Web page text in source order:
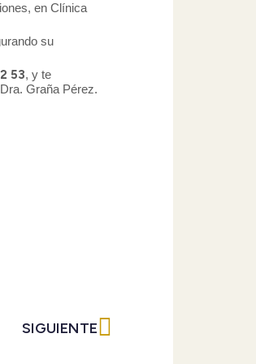
en Clínica
su
53, y te
Graña Pérez.
SIGUIENTESiguiente